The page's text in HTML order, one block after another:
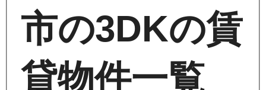
市の3DKの賃
貸物件一覧